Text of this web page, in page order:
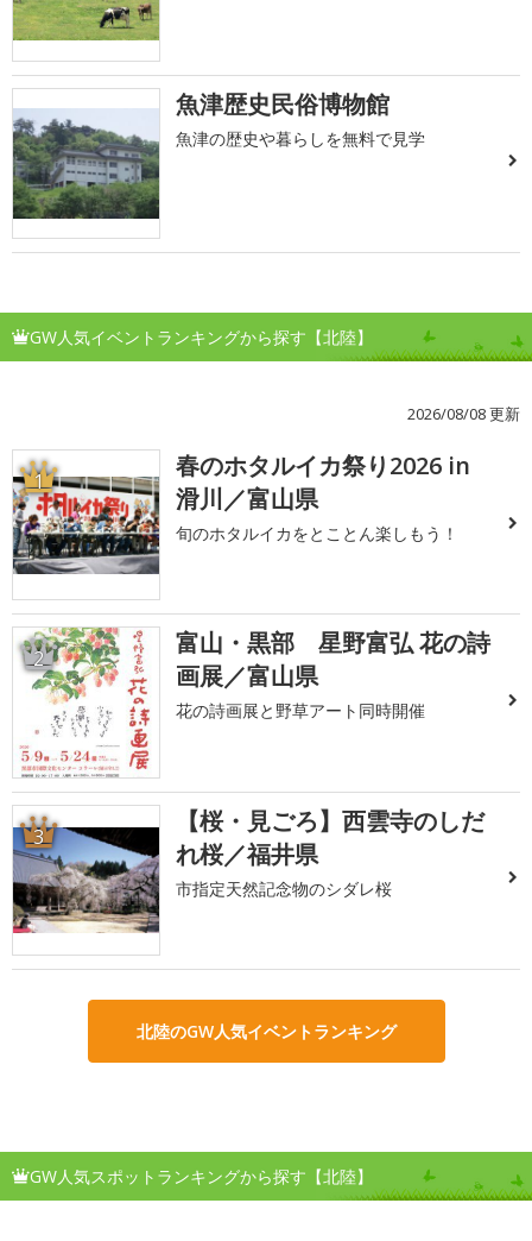
魚津歴史民俗博物館
魚津の歴史や暮らしを無料で見学
GW人気イベントランキングから探す【北陸】
2026/08/08 更新
1
春のホタルイカ祭り2026 in
滑川／富山県
旬のホタルイカをとことん楽しもう！
2
富山・黒部 星野富弘 花の詩
画展／富山県
花の詩画展と野草アート同時開催
3
【桜・見ごろ】西雲寺のしだ
れ桜／福井県
市指定天然記念物のシダレ桜
北陸のGW人気イベントランキング
GW人気スポットランキングから探す【北陸】